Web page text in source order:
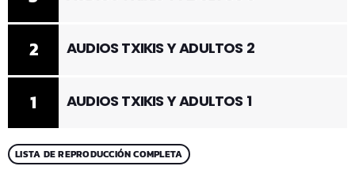
1 AUDIOS TXIKIS Y ADULTOS 1
2 AUDIOS TXIKIS Y ADULTOS 2
LISTA DE REPRODUCCIÓN COMPLETA